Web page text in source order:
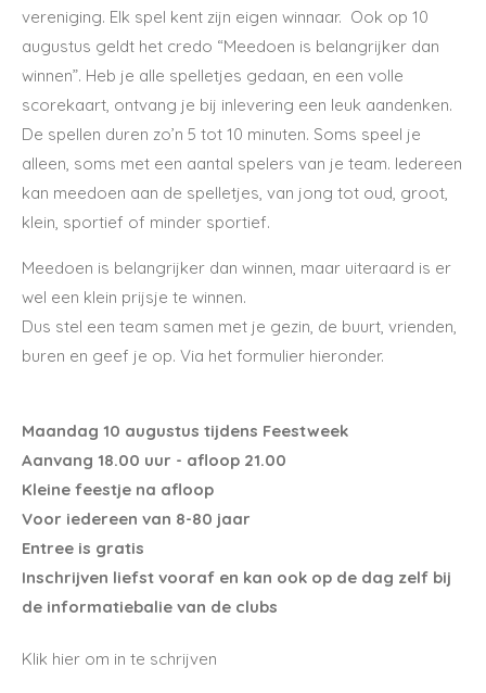
vereniging. Elk spel kent zijn eigen winnaar. Ook op 10
augustus geldt het credo “Meedoen is belangrijker dan
winnen”. Heb je alle spelletjes gedaan, en een volle
scorekaart, ontvang je bij inlevering een leuk aandenken.
De spellen duren zo’n 5 tot 10 minuten. Soms speel je
alleen, soms met een aantal spelers van je team. Iedereen
kan meedoen aan de spelletjes, van jong tot oud, groot,
klein, sportief of minder sportief.
Meedoen is belangrijker dan winnen, maar uiteraard is er
wel een klein prijsje te winnen.
Dus stel een team samen met je gezin, de buurt, vrienden,
buren en geef je op. Via het formulier hieronder.
Maandag 10 augustus tijdens Feestweek
Aanvang 18.00 uur - afloop 21.00
Kleine feestje na afloop
Voor iedereen van 8-80 jaar
Entree is gratis
Inschrijven liefst vooraf en kan ook op de dag zelf bij
de informatiebalie van de clubs
Klik hier om in te schrijven